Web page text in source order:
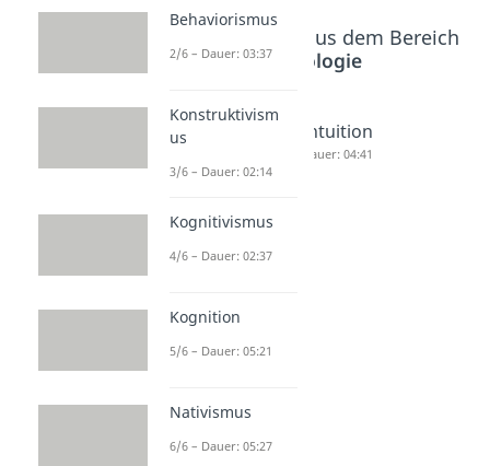
Beliebte Inhalte aus dem Bereich
Psychologie
Komfortz
Dauer: 04:30 Dauer: 02:33
Intuition
Dauer: 04:41
Behaviorismus
2/6 – Dauer: 03:37
Konstruktivism
us
3/6 – Dauer: 02:14
Kognitivismus
4/6 – Dauer: 02:37
Kognition
5/6 – Dauer: 05:21
Nativismus
6/6 – Dauer: 05:27